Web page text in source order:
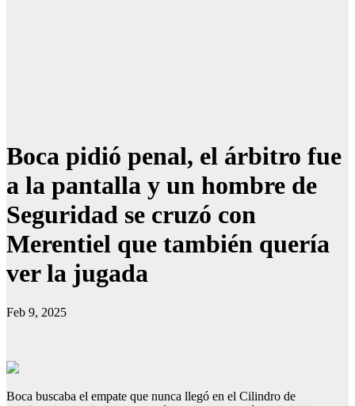
Boca pidió penal, el árbitro fue
a la pantalla y un hombre de
Seguridad se cruzó con
Merentiel que también quería
ver la jugada
Feb 9, 2025
Boca buscaba el empate que nunca llegó en el Cilindro de